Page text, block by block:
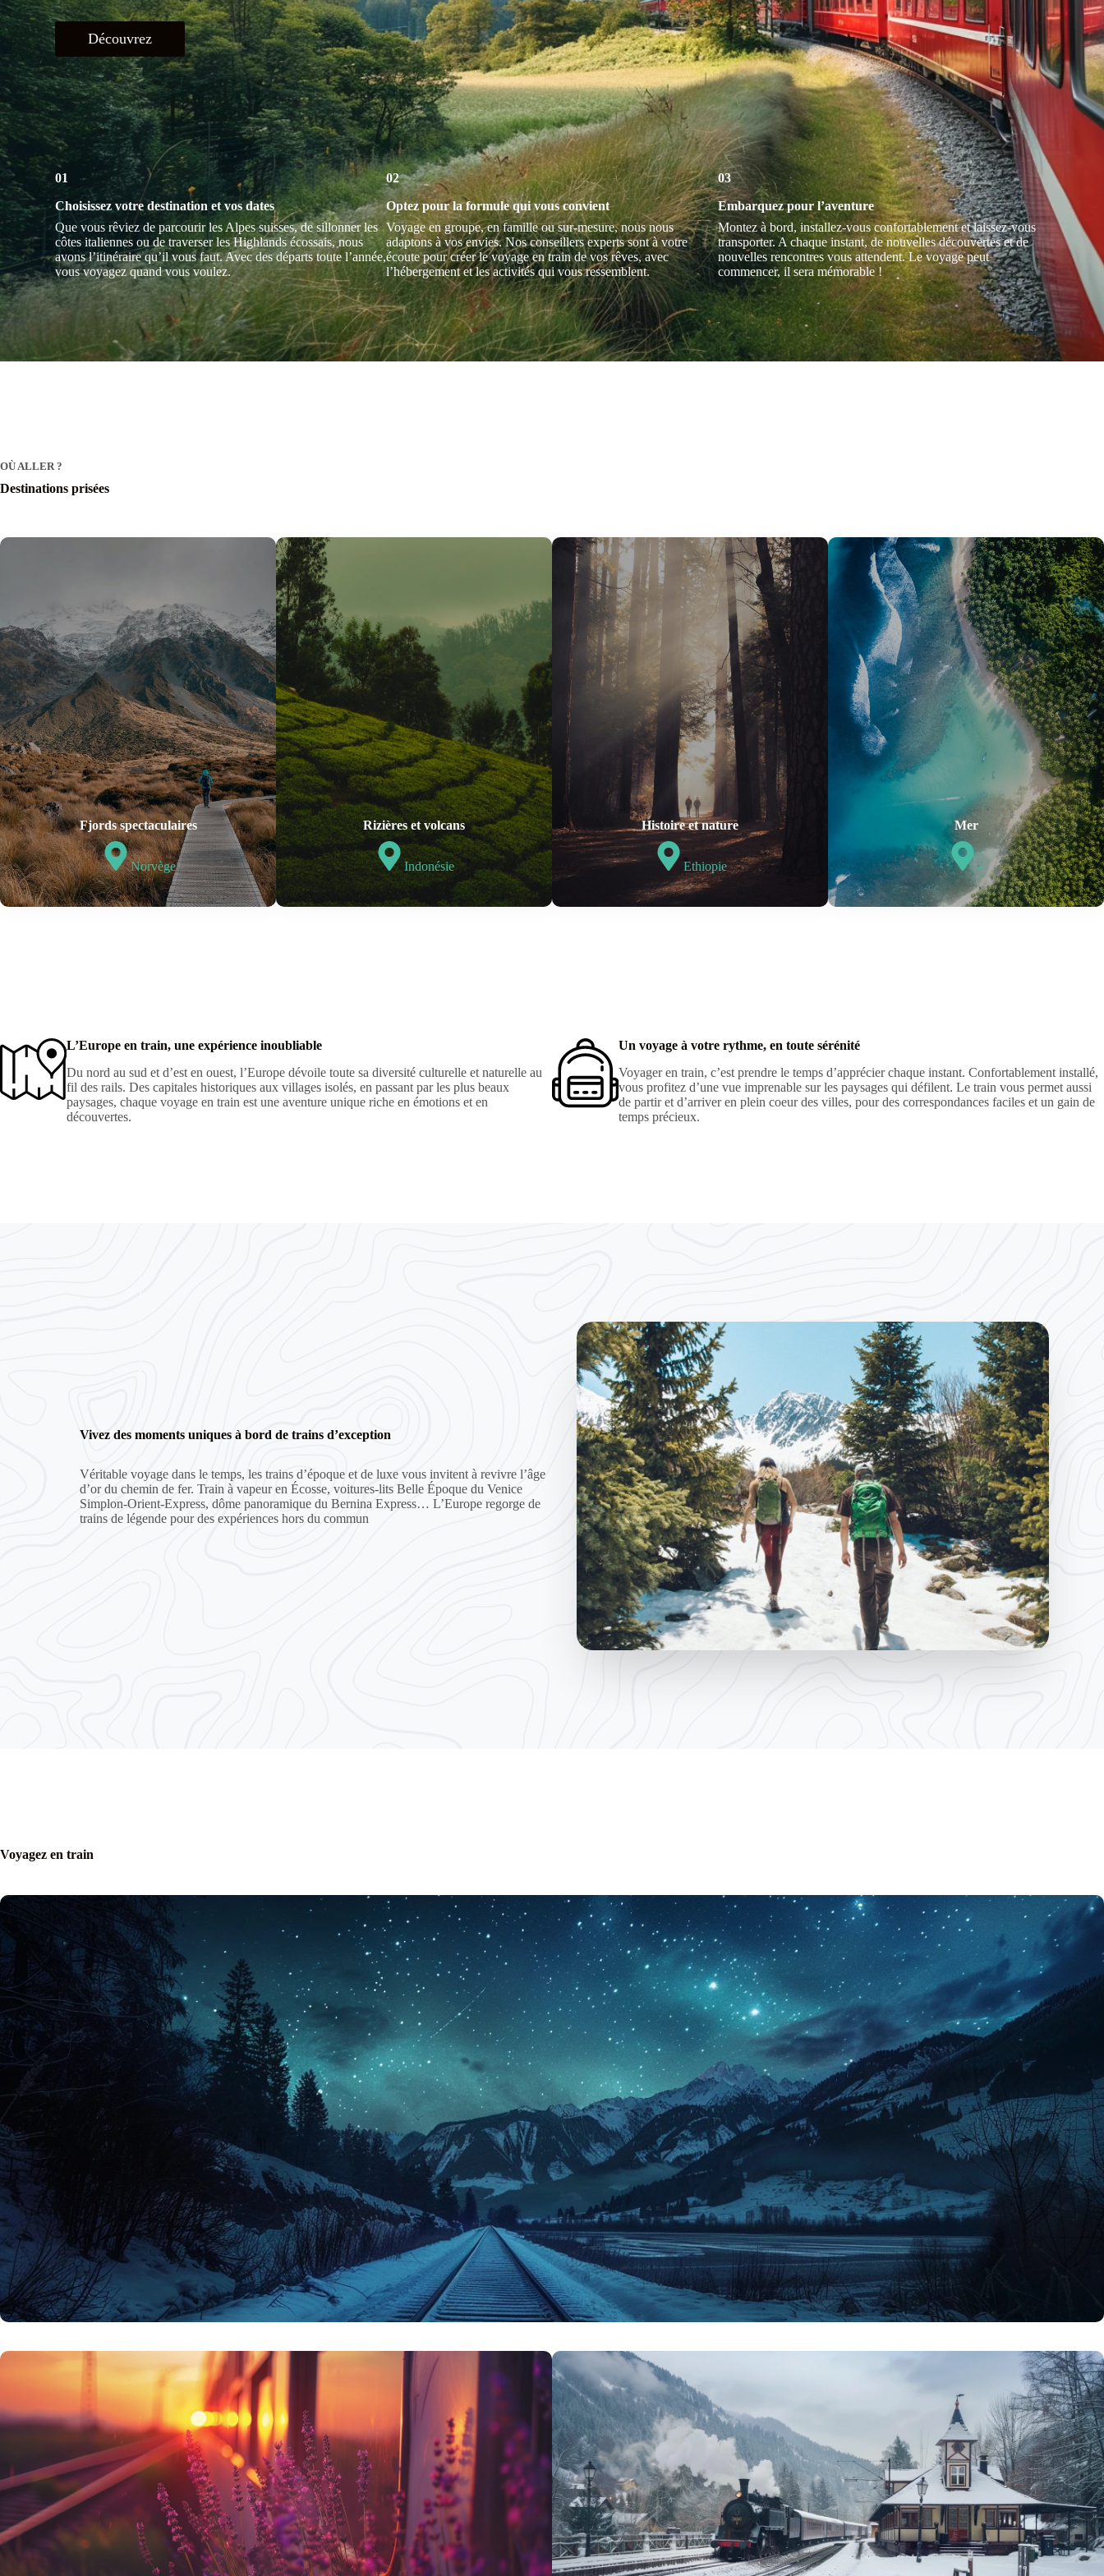
Découvrez
01
Choisissez votre destination et vos dates
Que vous rêviez de parcourir les Alpes suisses, de sillonner les
côtes italiennes ou de traverser les Highlands écossais, nous
avons l’itinéraire qu’il vous faut. Avec des départs toute l’année,
vous voyagez quand vous voulez.
02
Optez pour la formule qui vous convient
Voyage en groupe, en famille ou sur-mesure, nous nous
adaptons à vos envies. Nos conseillers experts sont à votre
écoute pour créer le voyage en train de vos rêves, avec
l’hébergement et les activités qui vous ressemblent.
03
Embarquez pour l’aventure
Montez à bord, installez-vous confortablement et laissez-vous
transporter. A chaque instant, de nouvelles découvertes et de
nouvelles rencontres vous attendent. Le voyage peut
commencer, il sera mémorable !
OÙ ALLER ?
Destinations prisées
Fjords spectaculaires
Norvège
Rizières et volcans
Indonésie
Histoire et nature
Ethiopie
Mer
–
L’Europe en train, une expérience inoubliable
Du nord au sud et d’est en ouest, l’Europe dévoile toute sa diversité culturelle et naturelle au
fil des rails. Des capitales historiques aux villages isolés, en passant par les plus beaux
paysages, chaque voyage en train est une aventure unique riche en émotions et en
découvertes.
Un voyage à votre rythme, en toute sérénité
Voyager en train, c’est prendre le temps d’apprécier chaque instant. Confortablement installé,
vous profitez d’une vue imprenable sur les paysages qui défilent. Le train vous permet aussi
de partir et d’arriver en plein coeur des villes, pour des correspondances faciles et un gain de
temps précieux.
Vivez des moments uniques à bord de trains d’exception
Véritable voyage dans le temps, les trains d’époque et de luxe vous invitent à revivre l’âge
d’or du chemin de fer. Train à vapeur en Écosse, voitures-lits Belle Époque du Venice
Simplon-Orient-Express, dôme panoramique du Bernina Express… L’Europe regorge de
trains de légende pour des expériences hors du commun
Voyagez en train